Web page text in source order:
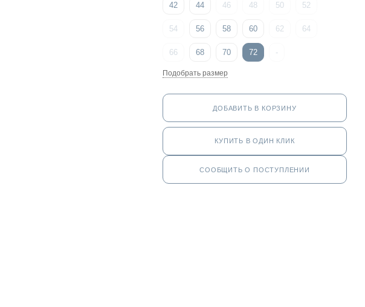
42
44 46 48 50 52
54 56 58 60 62 64
66 68 70 72 -
Подобрать размер
ДОБАВИТЬ В КОРЗИНУ
КУПИТЬ В ОДИН КЛИК
СООБЩИТЬ О ПОСТУПЛЕНИИ